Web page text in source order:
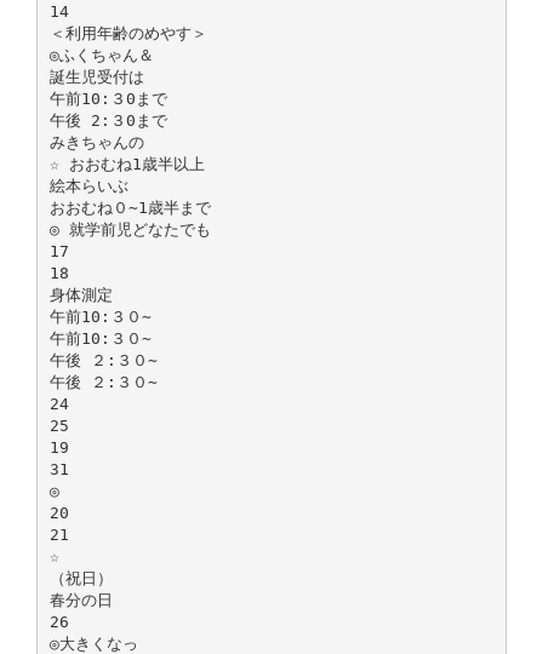
14
＜利用年齢のめやす＞
◎ふくちゃん＆
誕生児受付は
午前10:３0まで
午後 2:３0まで
みきちゃんの
☆ おおむね1歳半以上
絵本らいぶ
おおむね０∼1歳半まで
◎ 就学前児どなたでも
17
18
身体測定
午前10:３０∼
午前10:３０∼
午後 ２:３０∼
午後 ２:３０∼
24
25
19
31
◎
20
21
☆
（祝日）
春分の日
26
◎大きくなっ